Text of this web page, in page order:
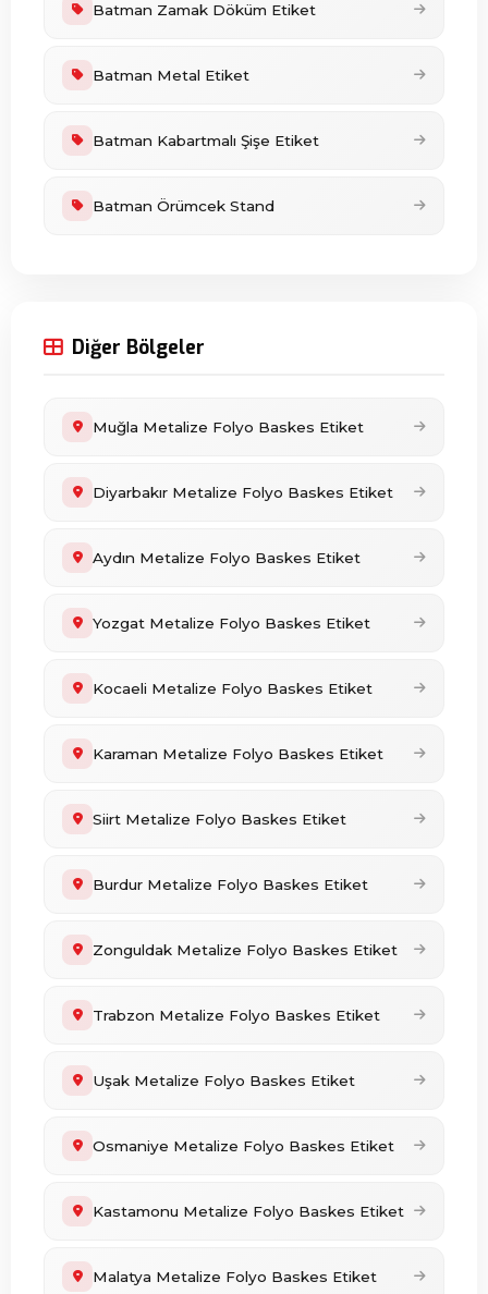
Batman Zamak Döküm Etiket
Batman Metal Etiket
Batman Kabartmalı Şişe Etiket
Batman Örümcek Stand
Diğer Bölgeler
Muğla Metalize Folyo Baskes Etiket
Diyarbakır Metalize Folyo Baskes Etiket
Aydın Metalize Folyo Baskes Etiket
Yozgat Metalize Folyo Baskes Etiket
Kocaeli Metalize Folyo Baskes Etiket
Karaman Metalize Folyo Baskes Etiket
Siirt Metalize Folyo Baskes Etiket
Burdur Metalize Folyo Baskes Etiket
Zonguldak Metalize Folyo Baskes Etiket
Trabzon Metalize Folyo Baskes Etiket
Uşak Metalize Folyo Baskes Etiket
Osmaniye Metalize Folyo Baskes Etiket
Kastamonu Metalize Folyo Baskes Etiket
Malatya Metalize Folyo Baskes Etiket